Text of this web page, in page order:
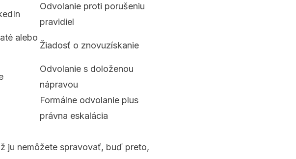
Odvolanie proti porušeniu
pravidiel
alebo
Žiadosť o znovuzískanie
Odvolanie s doloženou
nápravou
Formálne odvolanie plus
právna eskalácia
ju nemôžete spravovať, buď preto,